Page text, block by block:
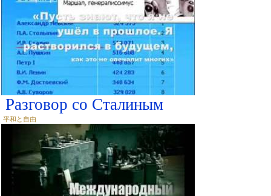
Разговор со Сталиным
平和と自由